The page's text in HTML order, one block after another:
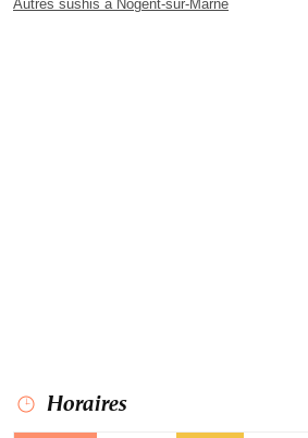
Autres sushis à Nogent-sur-Marne
Horaires